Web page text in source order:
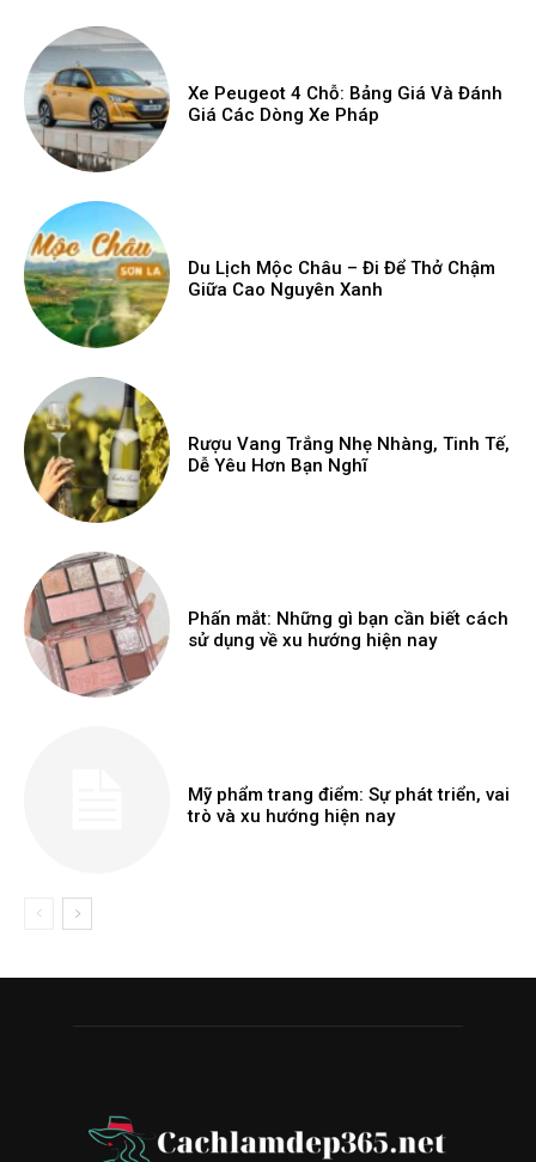
Xe Peugeot 4 Chỗ: Bảng Giá Và Đánh
Giá Các Dòng Xe Pháp
Du Lịch Mộc Châu – Đi Để Thở Chậm
Giữa Cao Nguyên Xanh
Rượu Vang Trắng Nhẹ Nhàng, Tinh Tế,
Dễ Yêu Hơn Bạn Nghĩ
Phấn mắt: Những gì bạn cần biết cách
sử dụng về xu hướng hiện nay
Mỹ phẩm trang điểm: Sự phát triển, vai
trò và xu hướng hiện nay